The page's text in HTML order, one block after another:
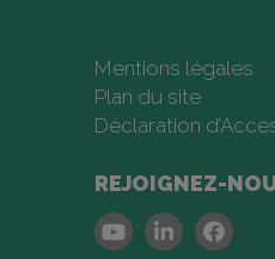
Mentions légales
Plan du site
Déclaration
REJOIGNEZ-
YoutubeLinkedin